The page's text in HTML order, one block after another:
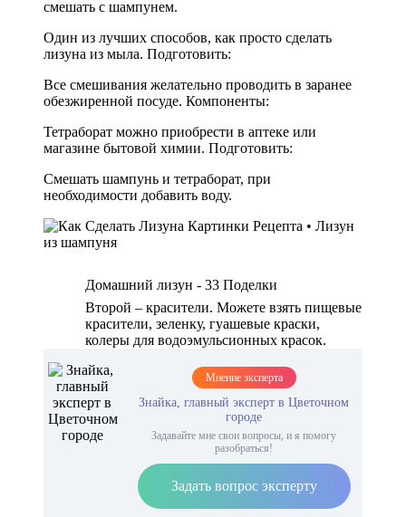
смешать с шампунем.
Один из лучших способов, как просто сделать
лизуна из мыла. Подготовить:
Все смешивания желательно проводить в заранее
обезжиренной посуде. Компоненты:
Тетраборат можно приобрести в аптеке или
магазине бытовой химии. Подготовить:
Смешать шампунь и тетраборат, при
необходимости добавить воду.
Домашний лизун - 33 Поделки
Второй – красители. Можете взять пищевые
красители, зеленку, гуашевые краски,
колеры для водоэмульсионных красок.
Мнение эксперта
Знайка, главный эксперт в Цветочном
городе
Задавайте мне свои вопросы, и я помогу
разобраться!
Задать вопрос эксперту